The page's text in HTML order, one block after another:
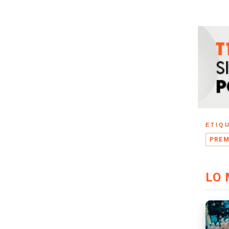
LO